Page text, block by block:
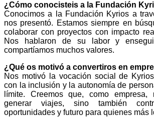
¿Cómo conocisteis a la Fundación
Conocimos a la Fundación Kyrios a
nos presentó. Estamos siempre en
colaborar con proyectos con impacto
Nos hablaron de su labor y
compartíamos muchos valores.
¿Qué os motivó a convertiros en
Nos motivó la vocación social de
con la inclusión y la autonomía de
límite. Creemos que, como empresa,
generar viajes, sino también
oportunidades y futuro para quienes más